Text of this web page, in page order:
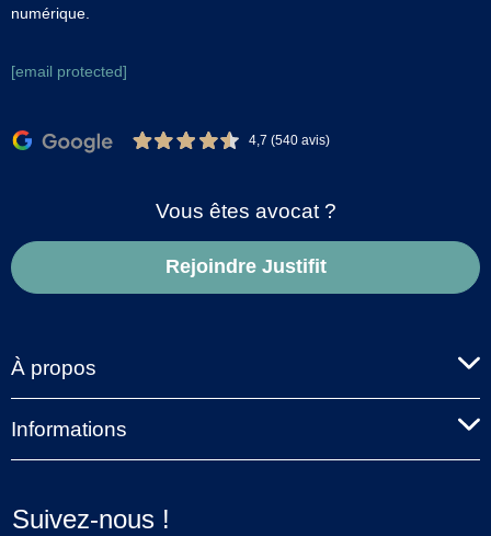
numérique.
[email protected]
4,7 (540 avis)
Vous êtes avocat ?
Rejoindre Justifit
À propos
Informations
Suivez-nous !